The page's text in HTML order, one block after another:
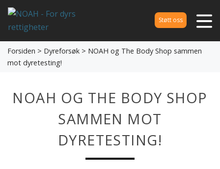
Støtt oss
Forsiden > Dyreforsøk > NOAH og The Body Shop sammen
mot dyretesting!
NOAH OG THE BODY SHOP
SAMMEN MOT
DYRETESTING!